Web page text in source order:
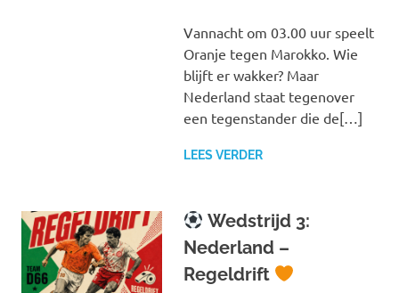
Vannacht om 03.00 uur speelt
Oranje tegen Marokko. Wie
blijft er wakker? Maar
Nederland staat tegenover
een tegenstander die de[…]
LEES VERDER
Wedstrijd 3:
Nederland –
Regeldrift